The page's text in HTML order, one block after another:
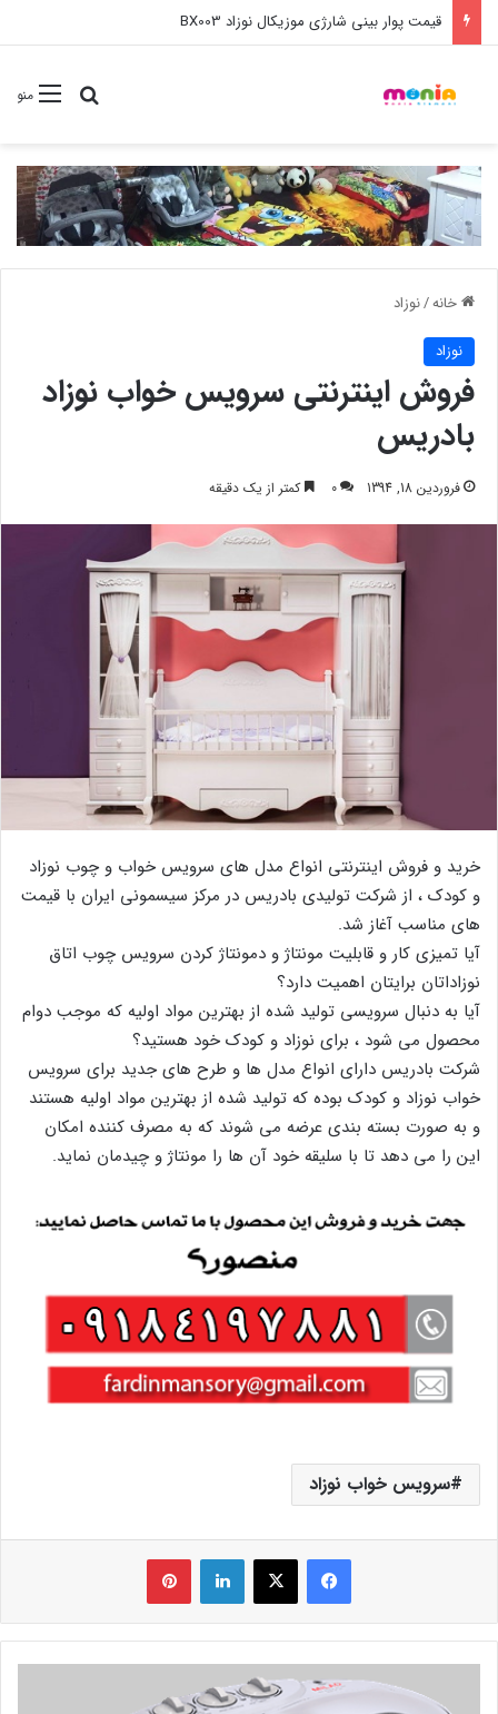
خرید عمده ست مانیکور نوزاد خارجی
منوجستجو
خانه/نوزاد
نوزاد
فروش اینترنتی سرویس خواب نوزاد
بادریس
فروردین 18, 1394 0 کمتر از یک دقیقه
خرید و فروش اینترنتی انواع مدل های سرویس خواب و چوب نوزاد
و کودک ، از شرکت تولیدی بادریس در مرکز سیسمونی ایران با قیمت
های مناسب آغاز شد.
آیا تمیزی کار و قابلیت مونتاژ و دمونتاژ کردن سرویس چوب اتاق
نوزاداتان برایتان اهمیت دارد؟
آیا به دنبال سرویسی تولید شده از بهترین مواد اولیه که موجب دوام
محصول می شود ، برای نوزاد و کودک خود هستید؟
شرکت بادریس دارای انواع مدل ها و طرح های جدید برای سرویس
خواب نوزاد و کودک بوده که تولید شده از بهترین مواد اولیه هستند
و به صورت بسته بندی عرضه می شوند که به مصرف کننده امکان
این را می دهد تا با سلیقه خود آن ها را مونتاژ و چیدمان نماید.
سرویس خواب نوزاد
فیس بوک X لینکدین ‫پین‌ترست